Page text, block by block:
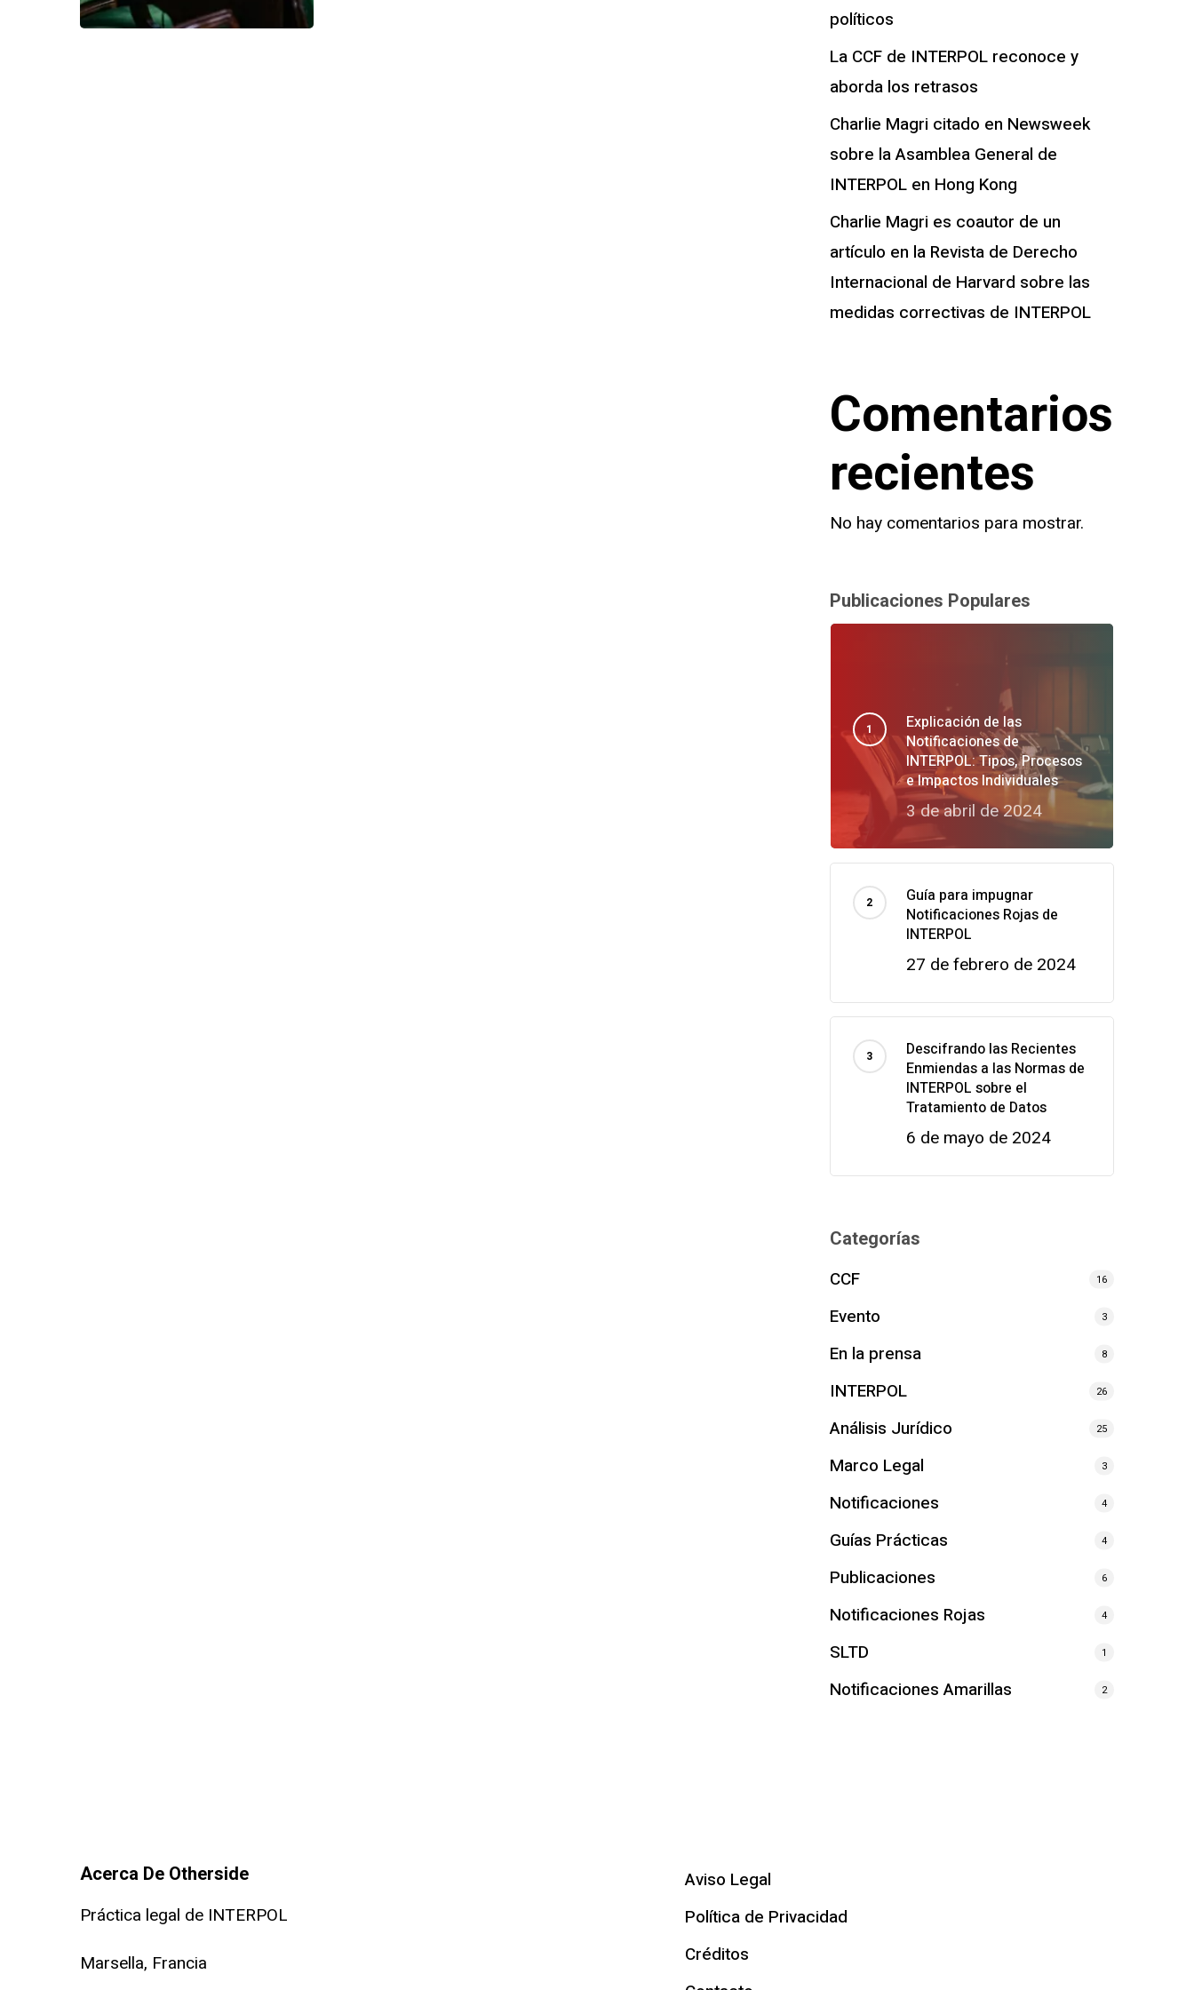
políticos
La CCF de INTERPOL reconoce y
aborda los retrasos
Charlie Magri citado en Newsweek
sobre la Asamblea General de
INTERPOL en Hong Kong
Charlie Magri es coautor de un
artículo en la Revista de Derecho
Internacional de Harvard sobre las
medidas correctivas de INTERPOL
Comentarios
recientes
No hay comentarios para mostrar.
Publicaciones Populares
Explicación de las
Notificaciones de
INTERPOL: Tipos, Procesos
e Impactos Individuales
3 de abril de 2024
Guía para impugnar
Notificaciones Rojas de
INTERPOL
27 de febrero de 2024
Descifrando las Recientes
Enmiendas a las Normas de
INTERPOL sobre el
Tratamiento de Datos
6 de mayo de 2024
Categorías
CCF 16
Evento 3
En la prensa 8
INTERPOL 26
Análisis Jurídico 25
Marco Legal 3
Notificaciones 4
Guías Prácticas 4
Publicaciones 6
Notificaciones Rojas 4
SLTD 1
Notificaciones Amarillas 2
Acerca De Otherside
Práctica legal de INTERPOL
Marsella, Francia
Aviso Legal
Política de Privacidad
Créditos